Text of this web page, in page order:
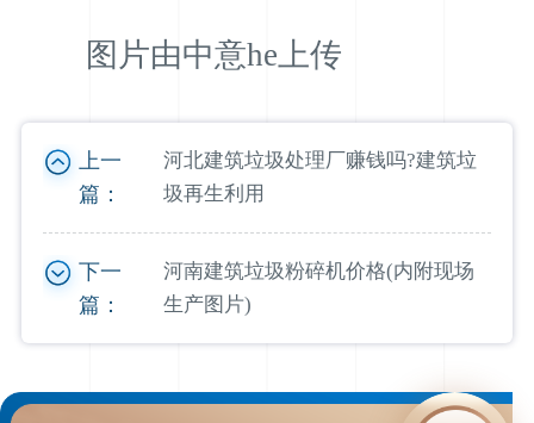
图片由中意he上传
上一
篇：
河北建筑垃圾处理厂赚钱吗?建筑垃
圾再生利用
下一
篇：
河南建筑垃圾粉碎机价格(内附现场
生产图片)